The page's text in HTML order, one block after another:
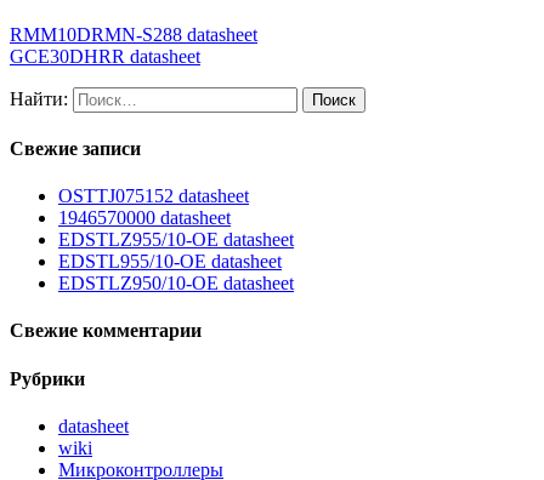
RMM10DRMN-S288 datasheet
GCE30DHRR datasheet
Найти:
Свежие записи
OSTTJ075152 datasheet
1946570000 datasheet
EDSTLZ955/10-OE datasheet
EDSTL955/10-OE datasheet
EDSTLZ950/10-OE datasheet
Свежие комментарии
Рубрики
datasheet
wiki
Микроконтроллеры